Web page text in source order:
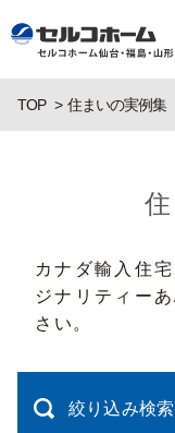
TOP 住まいの実例集
カナダ輸入住
ジナリティー
さい。
絞り込み検索